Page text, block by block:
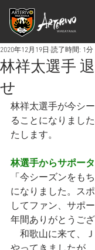
林祥太選手
せ
2020年12月19日 読了時間: 1分
林祥太選手が今シ
ることになりまし
たします。
林選手からサポー
「 今シーズンをも
になりました。ス
してファン、サポ
年間ありがとうござ
和歌山に来て、